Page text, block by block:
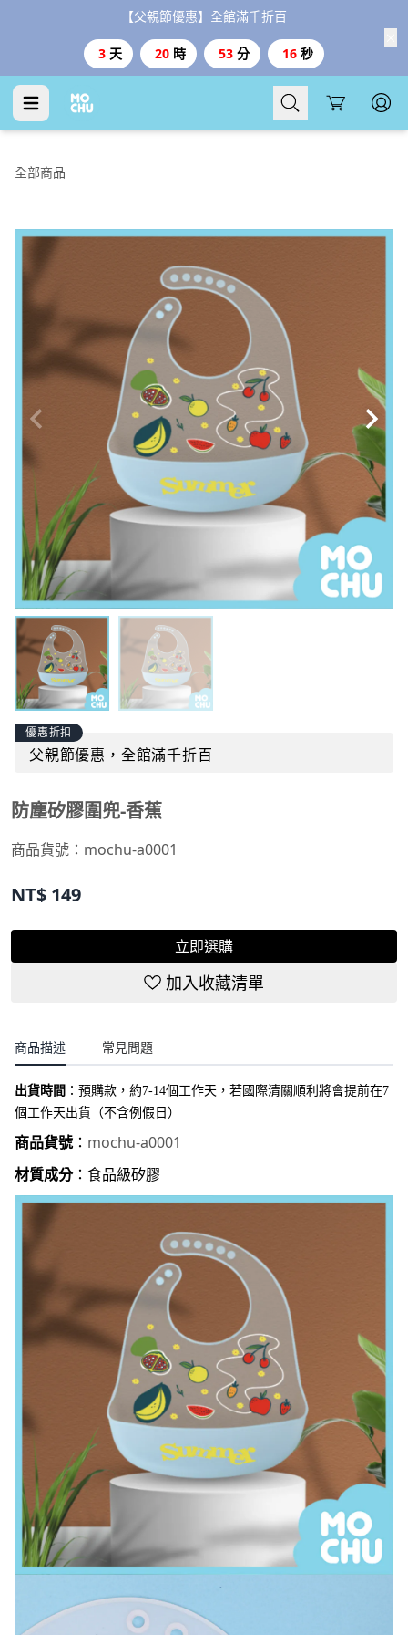
【父親節優惠】全館滿千折百
3 天 20 時 53 分 15 秒
Cart
全部商品
優惠折扣
父親節優惠，全館滿千折百
防塵矽膠圍兜-香蕉
商品貨號：mochu-a0001
NT$ 149
立即選購
加入收藏清單
商品描述 常見問題
出貨時間 ： 預購款，約7-14個工作天，若國際清關順利將會提前在7
個工作天出貨（不含例假日）
商品貨號： mochu-a0001
材質成分：食品級矽膠